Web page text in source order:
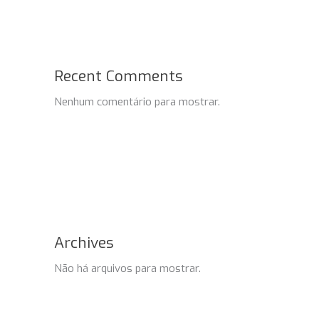
Recent Comments
Nenhum comentário para mostrar.
Archives
Não há arquivos para mostrar.